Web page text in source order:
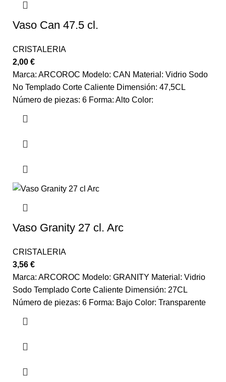
Vaso Can 47.5 cl.
CRISTALERIA
2,00 €
Marca: ARCOROC Modelo: CAN Material: Vidrio Sodo
No Templado Corte Caliente Dimensión: 47,5CL
Número de piezas: 6 Forma: Alto Color:
Vaso Granity 27 cl. Arc
CRISTALERIA
3,56 €
Marca: ARCOROC Modelo: GRANITY Material: Vidrio
Sodo Templado Corte Caliente Dimensión: 27CL
Número de piezas: 6 Forma: Bajo Color: Transparente